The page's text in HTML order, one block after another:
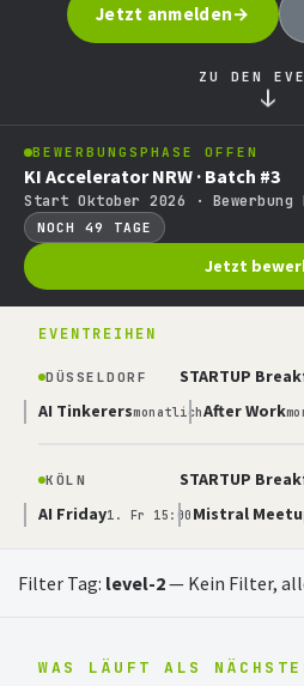
Jetzt anmelden
ZU DEN
↓
BEWERBUNGSPHASE OFFEN
KI Accelerator NRW · Batch #3
Start Oktober 2026 ·
NOCH 49 TAGE
Jetzt
EVENTREIHEN
DÜSSELDORF STARTUP
AI TinkerersmonatlichAfter Work
KÖLN STARTUP
AI Friday1. Fr 15:00 Mistral
Filter Tag: level-2— Kein Filter,
WAS LÄUFT ALS